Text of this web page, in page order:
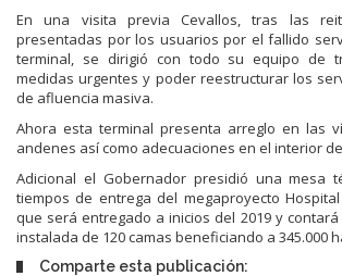
En una visita previa Cevallos, tras las
presentadas por los usuarios por el fallido
terminal, se dirigió con todo su equipo de
medidas urgentes y poder reestructurar los
de afluencia masiva.
Ahora esta terminal presenta arreglo en las
andenes así como adecuaciones en el interior
Adicional el Gobernador presidió una mesa
tiempos de entrega del megaproyecto
que será entregado a inicios del 2019 y
instalada de 120 camas beneficiando a 345.000
Comparte esta publicación: